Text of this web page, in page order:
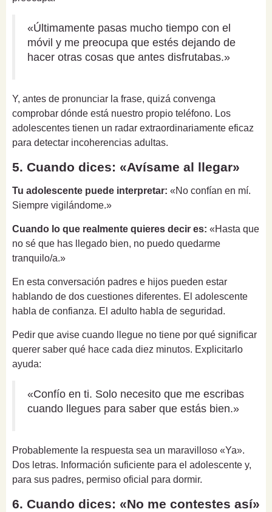
«Últimamente pasas mucho tiempo con el
móvil y me preocupa que estés dejando de
hacer otras cosas que antes disfrutabas.»
Y, antes de pronunciar la frase, quizá convenga
comprobar dónde está nuestro propio teléfono. Los
adolescentes tienen un radar extraordinariamente eficaz
para detectar incoherencias adultas.
5. Cuando dices: «Avísame al llegar»
Tu adolescente puede interpretar: «No confían en mí.
Siempre vigilándome.»
Cuando lo que realmente quieres decir es: «Hasta que
no sé que has llegado bien, no puedo quedarme
tranquilo/a.»
En esta conversación padres e hijos pueden estar
hablando de dos cuestiones diferentes. El adolescente
habla de confianza. El adulto habla de seguridad.
Pedir que avise cuando llegue no tiene por qué significar
querer saber qué hace cada diez minutos. Explicitarlo
ayuda:
«Confío en ti. Solo necesito que me escribas
cuando llegues para saber que estás bien.»
Probablemente la respuesta sea un maravilloso «Ya».
Dos letras. Información suficiente para el adolescente y,
para sus padres, permiso oficial para dormir.
6. Cuando dices: «No me contestes así»